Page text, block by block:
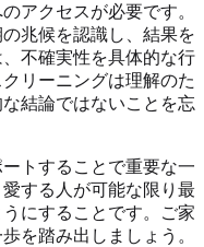
アクセスが必要です。
兆候を認識し、結果を
不確実性を具体的な行
リーニングは理解のた
結論ではないことを忘
トすることで重要な一
する人が可能な限り最
にすることです。ご家
を踏み出しましょう。